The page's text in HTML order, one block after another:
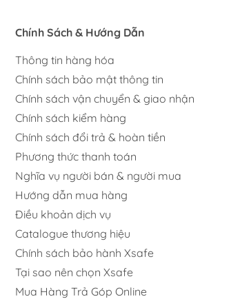
Chính Sách & Hướng Dẫn
Thông tin hàng hóa
Chính sách bảo mật thông tin
Chính sách vận chuyển & giao nhận
Chính sách kiểm hàng
Chính sách đổi trả & hoàn tiền
Phương thức thanh toán
Nghĩa vụ người bán & người mua
Hướng dẫn mua hàng
Điều khoản dịch vụ
Catalogue thương hiệu
Chính sách bảo hành Xsafe
Tại sao nên chọn Xsafe
Mua Hàng Trả Góp Online